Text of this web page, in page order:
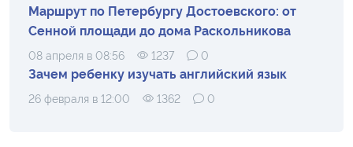
Маршрут по Петербургу Достоевского: от
Сенной площади до дома Раскольникова
08 апреля в 08:56 1237 0
Зачем ребенку изучать английский язык
26 февраля в 12:00 1362 0